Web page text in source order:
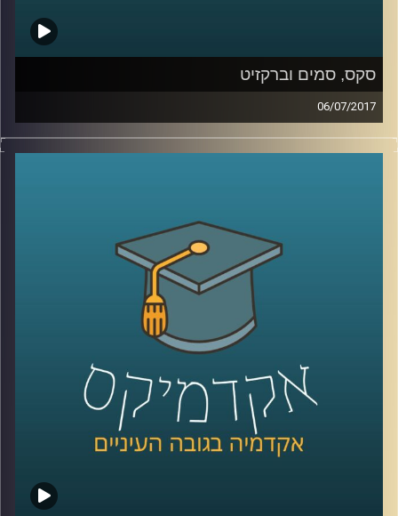
סקס, סמים וברקזיט
06/07/2017
מדוע צעירי שנות השישים כל כך זעמו על דור
הצעירה שנשבה באותם שנים, משווה בין
הפופולריות של פינק פלויד לעומת מרי פופינס
וגם עומד על הקשר של כל זה לברקזיט
AudioVersity